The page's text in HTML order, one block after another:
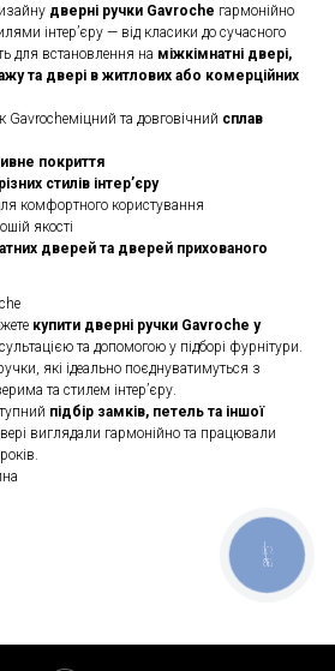
дверні ручки Gavroche гармонійно
інтер’єру — від класики до сучасного
для встановлення на міжкімнатні двері,
та двері в житлових або комерційних
Gavrocheміцний та довговічний сплав
покриття
стилів інтер’єру
комфортного користування
якості
дверей та дверей прихованого
купити дверні ручки Gavroche у
та допомогою у підборі фурнітури.
які ідеально поєднуватимуться з
та стилем інтер’єру.
підбір замків, петель та іншої
виглядали гармонійно та працювали
КНОПКА
ЗВ'ЯЗКУ